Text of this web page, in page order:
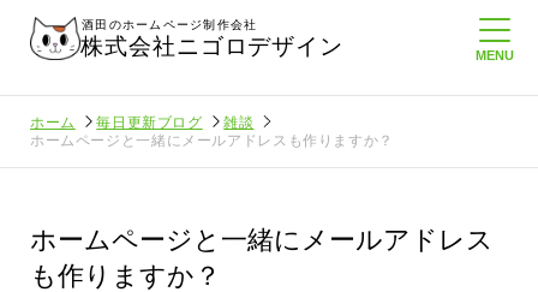
酒田のホームページ制作会社
株式会社ニゴロデザイン
ホーム 毎日更新ブログ
雑談
ホームページと一緒にメールアドレスも作りますか？
ホームページと一緒にメールアドレス
も作りますか？